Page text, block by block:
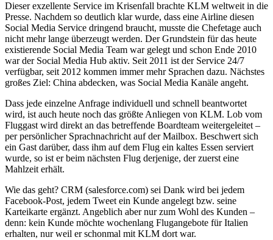
Dieser exzellente Service im Krisenfall brachte KLM weltweit in die
Presse. Nachdem so deutlich klar wurde, dass eine Airline diesen
Social Media Service dringend braucht, musste die Chefetage auch
nicht mehr lange überzeugt werden. Der Grundstein für das heute
existierende Social Media Team war gelegt und schon Ende 2010
war der Social Media Hub aktiv. Seit 2011 ist der Service 24/7
verfügbar, seit 2012 kommen immer mehr Sprachen dazu. Nächstes
großes Ziel: China abdecken, was Social Media Kanäle angeht.
Dass jede einzelne Anfrage individuell und schnell beantwortet
wird, ist auch heute noch das größte Anliegen von KLM. Lob vom
Fluggast wird direkt an das betreffende Boardteam weitergeleitet –
per persönlicher Sprachnachricht auf der Mailbox. Beschwert sich
ein Gast darüber, dass ihm auf dem Flug ein kaltes Essen serviert
wurde, so ist er beim nächsten Flug derjenige, der zuerst eine
Mahlzeit erhält.
Wie das geht? CRM (salesforce.com) sei Dank wird bei jedem
Facebook-Post, jedem Tweet ein Kunde angelegt bzw. seine
Karteikarte ergänzt. Angeblich aber nur zum Wohl des Kunden –
denn: kein Kunde möchte wochenlang Flugangebote für Italien
erhalten, nur weil er schonmal mit KLM dort war.